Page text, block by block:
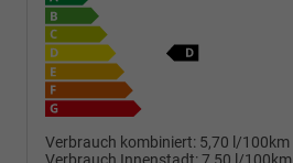
Verbrauch kombiniert: 5,70 l/100km